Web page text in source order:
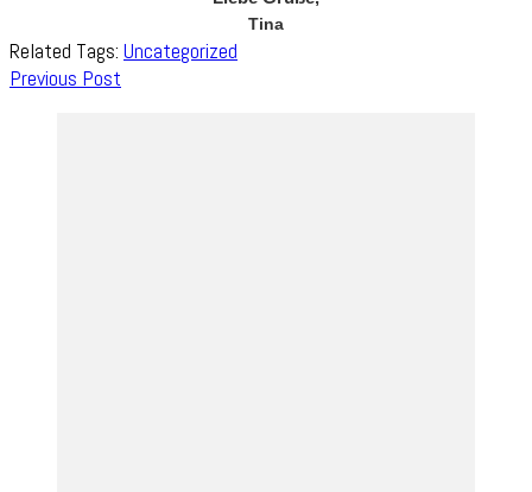
Tina
Related Tags: Uncategorized
Post
Previous Post